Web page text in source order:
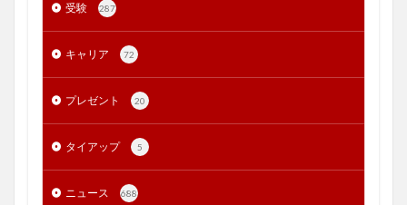
受験 287
キャリア 72
プレゼント 20
タイアップ 5
ニュース 688